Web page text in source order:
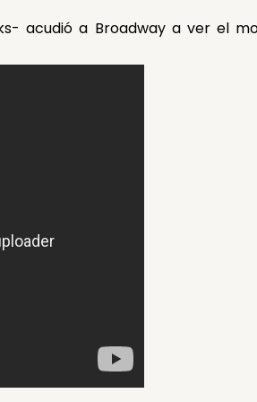
acudió a Broadway a ver el